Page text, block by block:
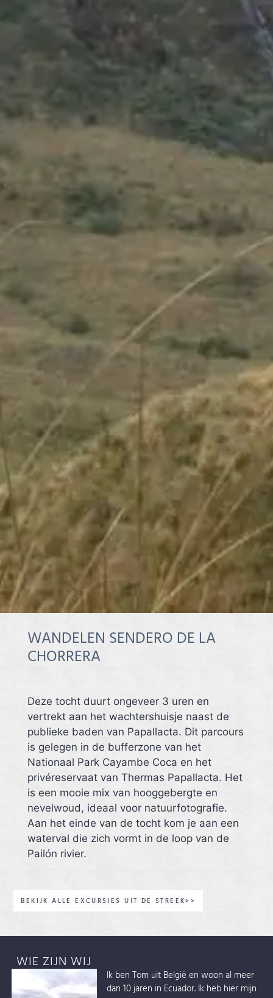
WANDELEN SENDERO DE LA
CHORRERA
Deze tocht duurt ongeveer 3 uren en
vertrekt aan het wachtershuisje naast de
publieke baden van Papallacta. Dit parcours
is gelegen in de bufferzone van het
Nationaal Park Cayambe Coca en het
privéreservaat van Thermas Papallacta. Het
is een mooie mix van hooggebergte en
nevelwoud, ideaal voor natuurfotografie.
Aan het einde van de tocht kom je aan een
waterval die zich vormt in de loop van de
Pailón rivier.
BEKIJK ALLE EXCURSIES UIT DE STREEK>>
WIE ZIJN WIJ
Ik ben Tom uit België en woon al meer
dan 10 jaren in Ecuador. Ik heb hier mijn